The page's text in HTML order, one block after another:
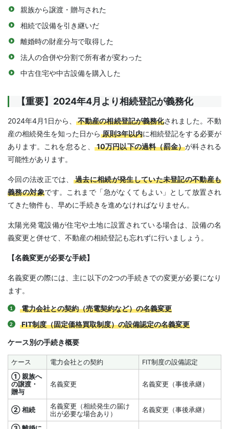
親族から譲渡・贈与された
相続で設備を引き継いだ
離婚時の財産分与で取得した
法人の合併や分割で所有者が変わった
中古住宅や中古設備を購入した
【重要】2024年4月より相続登記が義務化
2024年4月1日から、不動産の相続登記が義務化されました。不動
産の相続発生を知った日から原則3年以内に相続登記をする必要が
あります。これを怠ると、10万円以下の過料（罰金）が科される
可能性があります。
今回の法改正では、 過去に相続が発生していた未登記の不動産も
義務の対象です。これまで「急がなくてもよい」として放置され
てきた物件も、早めに手続きを進めなければなりません。
太陽光発電設備が住宅や土地に設置されている場合は、設備の名
義変更と併せて、不動産の相続登記も忘れずに行いましょう。
【名義変更が必要な手続】
名義変更の際には、主に以下の2つの手続きでの変更が必要になり
ます。
電力会社との契約（売電契約など）の名義変更
FIT制度（固定価格買取制度）の設備認定の名義変更
ケース別の手続き概要
ケース 電力会社との契約
FIT制度の設備認定
① 親族へ
の譲渡・
贈与
名義変更 名義変更（事後承継）
② 相続
名義変更（相続発生の届け
出が必要な場合あり）
名義変更（事後承継）